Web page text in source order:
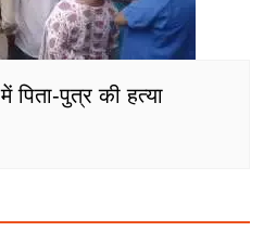
पिता-पुत्र की हत्या